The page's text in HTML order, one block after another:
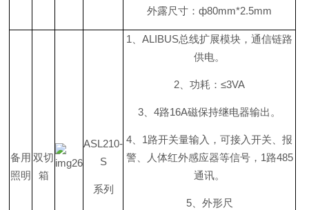
外露尺寸 ：ф80mm*2.5mm
备用
照明
双切
箱
ASL210-
S
系列
1 、ALIBUS总线扩展模块，通信链路
供电。
2 、功耗 ：≤3VA
3 、4路16A磁保持继电器输出。
4 1路开关量输入，可接入开关、报
警、人体红外感应器等信号， 1路485
通讯。
5、外形尺